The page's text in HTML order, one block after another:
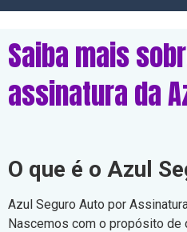
Saiba mais
assinatura da
O que é o Azul
Azul Seguro Auto por
Nascemos com o propósito de